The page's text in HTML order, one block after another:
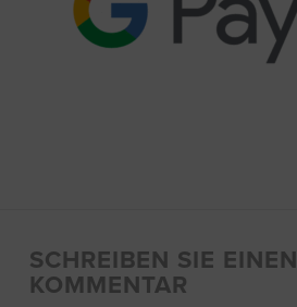
SCHREIBEN SIE EINEN
KOMMENTAR